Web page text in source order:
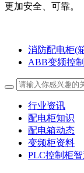
更加安全、可靠。
消防配电柜(
ABB变频控
行业资讯
配电柜知识
配电箱动态
变频柜资料
PLC控制柜